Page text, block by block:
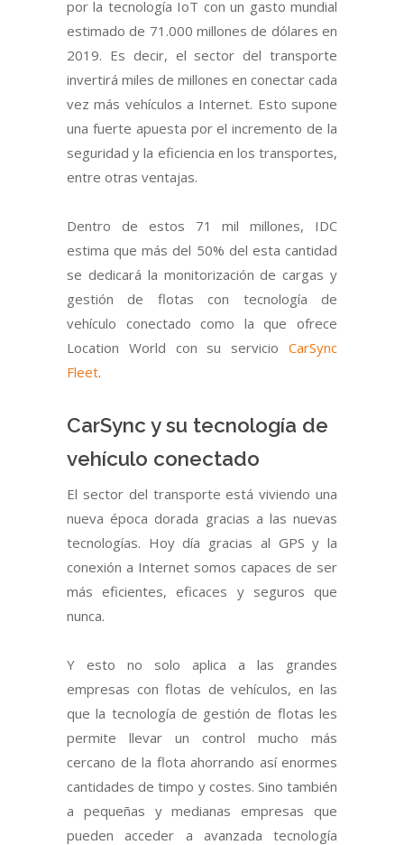
por la tecnología IoT con un gasto mundial
estimado de 71.000 millones de dólares en
2019. Es decir, el sector del transporte
invertirá miles de millones en conectar cada
vez más vehículos a Internet. Esto supone
una fuerte apuesta por el incremento de la
seguridad y la eficiencia en los transportes,
entre otras ventajas.
Dentro de estos 71 mil millones, IDC
estima que más del 50% del esta cantidad
se dedicará la monitorización de cargas y
gestión de flotas con tecnología de
vehículo conectado como la que ofrece
Location World con su servicio CarSync
Fleet.
CarSync y su tecnología de
vehículo conectado
El sector del transporte está viviendo una
nueva época dorada gracias a las nuevas
tecnologías. Hoy día gracias al GPS y la
conexión a Internet somos capaces de ser
más eficientes, eficaces y seguros que
nunca.
Y esto no solo aplica a las grandes
empresas con flotas de vehículos, en las
que la tecnología de gestión de flotas les
permite llevar un control mucho más
cercano de la flota ahorrando así enormes
cantidades de timpo y costes. Sino también
a pequeñas y medianas empresas que
pueden acceder a avanzada tecnología